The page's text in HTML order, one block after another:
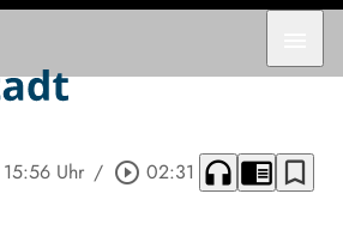
Uhr / play_circle_outline 02:31 headphones chrome_reader_mode bookmark_border